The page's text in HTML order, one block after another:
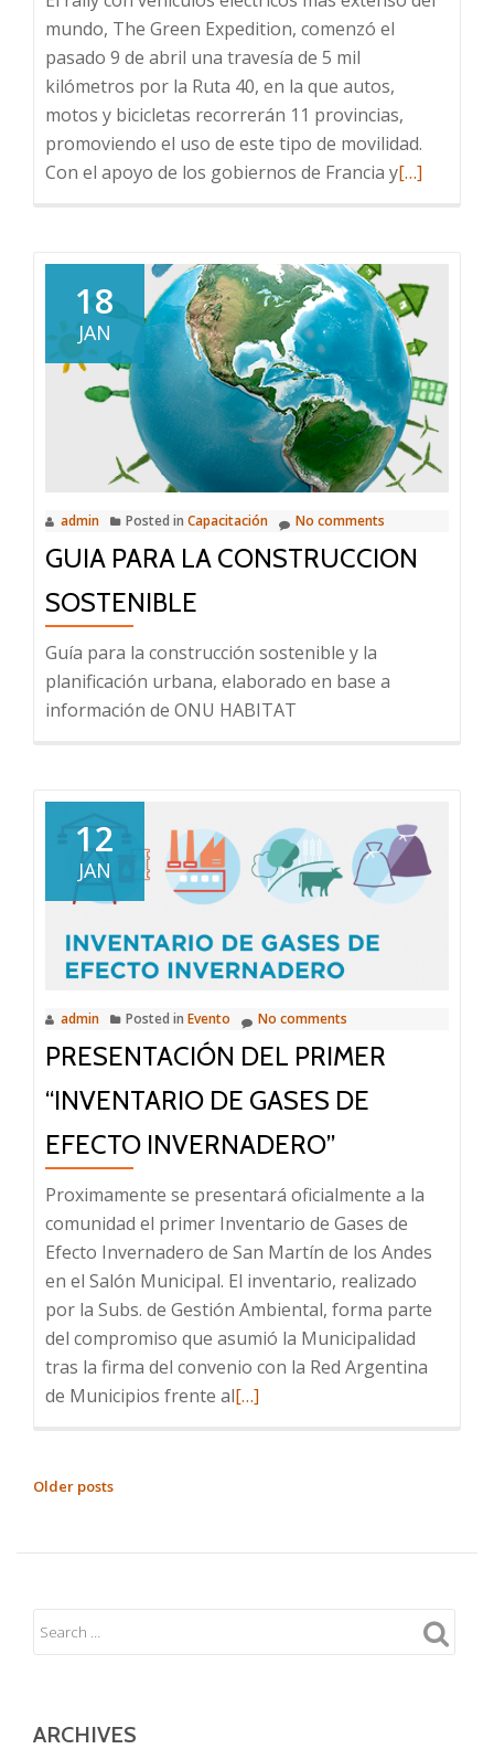
mundo, The Green Expedition, comenzó el
pasado 9 de abril una travesía de 5 mil
kilómetros por la Ruta 40, en la que autos,
motos y bicicletas recorrerán 11 provincias,
promoviendo el uso de este tipo de movilidad.
Con el apoyo de los gobiernos de Francia yRead
de
vehículos
eléctricos
[…]
18
JAN
admin Posted in Capacitación No comments
GUIA PARA LA CONSTRUCCION
SOSTENIBLE
Guía para la construcción sostenible y la
planificación urbana, elaborado en base a
información de ONU HABITAT
12
JAN
admin Posted in Evento No comments
PRESENTACIÓN DEL PRIMER
“INVENTARIO DE GASES DE
EFECTO INVERNADERO”
Proximamente se presentará oficialmente a la
comunidad el primer Inventario de Gases de
Efecto Invernadero de San Martín de los Andes
en el Salón Municipal. El inventario, realizado
por la Subs. de Gestión Ambiental, forma parte
del compromiso que asumió la Municipalidad
tras la firma del convenio con la Red Argentina
de Municipios frente alRead
de
[…]
POSTS
Older posts
ARCHIVES